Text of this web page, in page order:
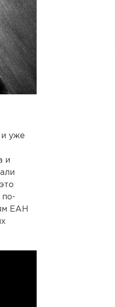
и уже
и
по-
ЕАН